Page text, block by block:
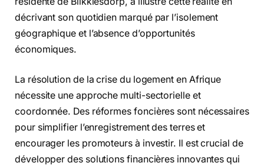
décrivant son quotidien marqué par l’isolement
géographique et l’absence d’opportunités
économiques.
La résolution de la crise du logement en Afrique
nécessite une approche multi-sectorielle et
coordonnée. Des réformes foncières sont nécessaires
pour simplifier l’enregistrement des terres et
encourager les promoteurs à investir. Il est crucial de
développer des solutions financières innovantes qui